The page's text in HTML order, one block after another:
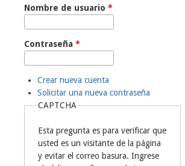
Nombre de usuario *
Contraseña *
Crear nueva cuenta
Solicitar una nueva contraseña
CAPTCHA
Esta pregunta es para verificar que
usted es un visitante de la página
y evitar el correo basura. Ingrese